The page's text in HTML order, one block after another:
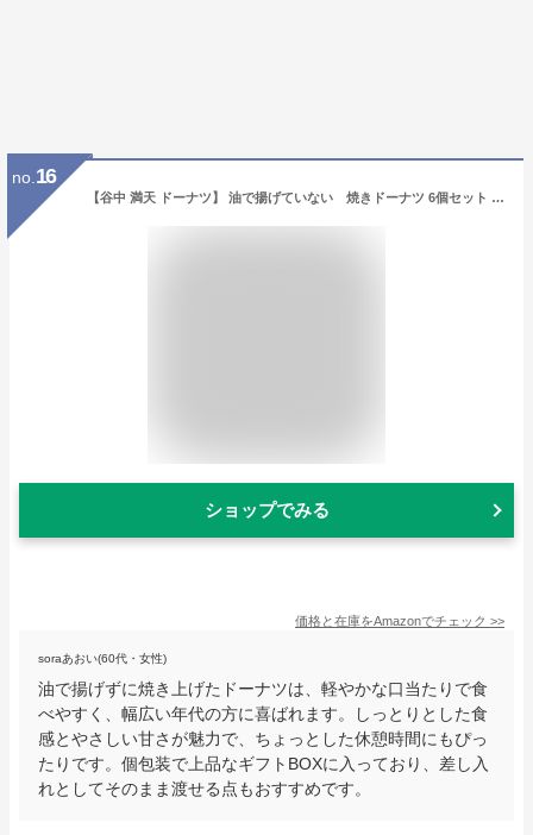
no. 16
【谷中 満天 ドーナツ】 油で揚げていない 焼きドーナツ 6個セット (ギフトＢＯＸ)
ショップでみる
価格と在庫をAmazonでチェック >>
soraあおい(60代・女性)
油で揚げずに焼き上げたドーナツは、軽やかな口当たりで食
べやすく、幅広い年代の方に喜ばれます。しっとりとした食
感とやさしい甘さが魅力で、ちょっとした休憩時間にもぴっ
たりです。個包装で上品なギフトBOXに入っており、差し入
れとしてそのまま渡せる点もおすすめです。